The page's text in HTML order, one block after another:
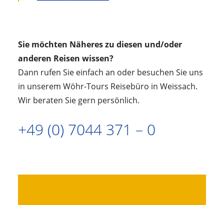
Sie möchten Näheres zu diesen und/oder
anderen Reisen wissen?
Dann rufen Sie einfach an oder besuchen Sie uns
in unserem Wöhr-Tours Reisebüro in Weissach.
Wir beraten Sie gern persönlich.
+49 (0) 7044 371 – 0